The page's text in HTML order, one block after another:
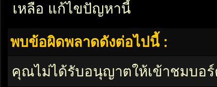
เหลือ แก้ไขปัญหานี้
พบข้อผิดพลาดดังต่อไปนี้ :
คุณไม่ได้รับอนุญาตให้เข้าชมบอ